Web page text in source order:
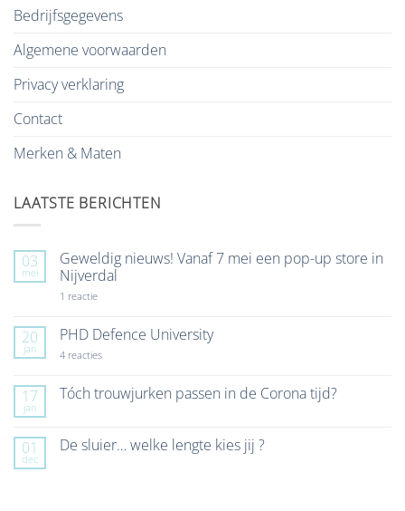
Bedrijfsgegevens
Algemene voorwaarden
Privacy verklaring
Contact
Merken & Maten
LAATSTE BERICHTEN
03
mei
Geweldig nieuws! Vanaf 7 mei een pop-up store in
Nijverdal
1 reactieop
Vanaf
7
mei
up
store
20
jan
PHD Defence University
4 reactiesop
University
17
jan
Tóch trouwjurken passen in de Corona tijd?
Tóch
01
dec
De sluier… welke lengte kies jij ?